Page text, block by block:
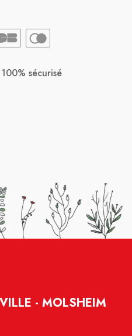
sécurisé
- MOLSHEIM